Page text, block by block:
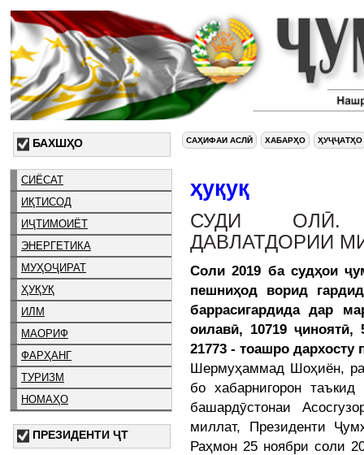
БАХШҲО
СИЁСАТ
ИҚТИСОД
ИҶТИМОИЁТ
ЭНЕРГЕТИКА
МУҲОҶИРАТ
ҲУҚУҚ
ИЛМ
МАОРИФ
ФАРҲАНГ
ТУРИЗМ
НОМАҲО
ПРЕЗИДЕНТИ ҶТ
САҲИФАИ АСЛӢ ХАБАРҲО ҲУҶҶАТҲО
ҳуқуқ
СУДИ ОЛӢ.
ДАВЛАТДОРИИ
Соли 2019 ба судҳои
пешниҳод ворид
баррасигардида дар
оилавӣ, 10719 ҷиноятӣ,
21773 - тоашро
Шермуҳаммад Шоҳиён,
бо хабарнигорон
башардӯстонаи
миллат, Президенти
Раҳмон 25 ноябри соли